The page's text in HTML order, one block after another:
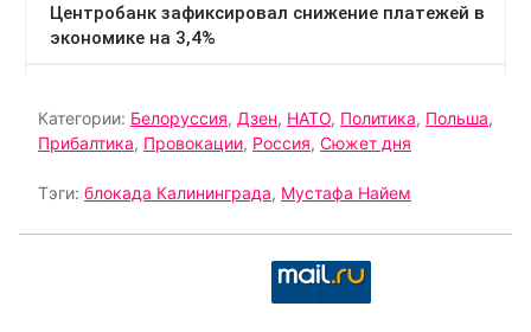
Категории: Белоруссия, Дзен, НАТО, Политика, Польша,
Прибалтика, Провокации, Россия, Сюжет дня
Тэги: блокада Калининграда, Мустафа Найем